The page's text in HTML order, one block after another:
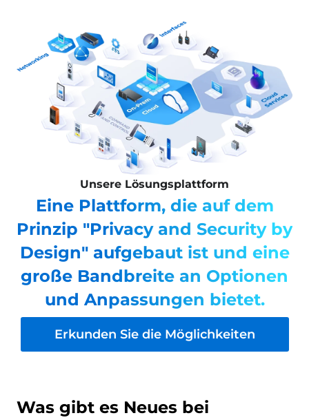
Unsere Lösungsplattform
Eine Plattform, die auf dem
Prinzip "Privacy and Security by
Design" aufgebaut ist und eine
große Bandbreite an Optionen
und Anpassungen bietet.
Erkunden Sie die Möglichkeiten
Was gibt es Neues bei